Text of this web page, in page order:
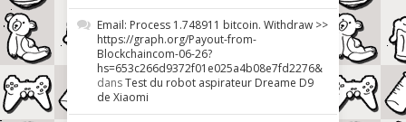
Email: Process 1.748911 bitcoin. Withdraw >>
https://graph.org/Payout-from-
Blockchaincom-06-26?
hs=653c266d9372f01e025a4b08e7fd2276&
dansTest du robot aspirateur Dreame D9
de Xiaomi